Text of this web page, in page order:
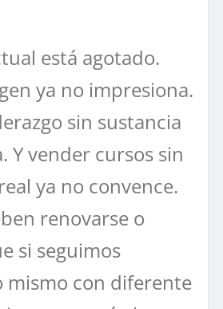
está agotado.
ya no impresiona.
sin sustancia
Y vender cursos sin
ya no convence.
renovarse o
si seguimos
mismo con diferente